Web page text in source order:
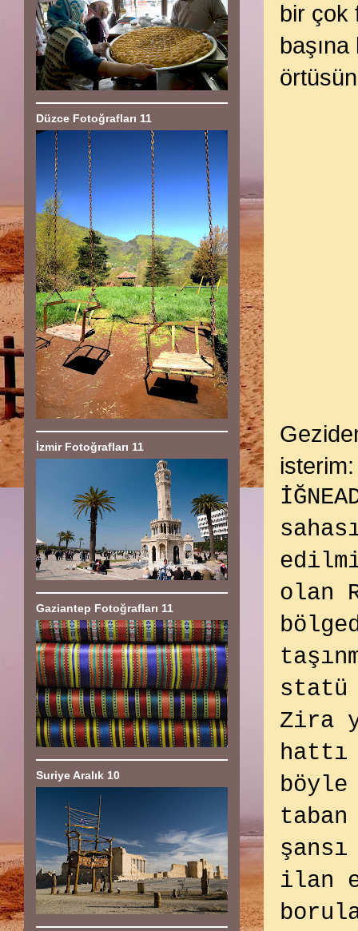
bir çok
başına
isterim:
olan
statü
Zira
hattı
böyle
ilan
Düzce Fotoğrafları 11
İzmir Fotoğrafları 11
Gaziantep Fotoğrafları 11
Suriye Aralık 10